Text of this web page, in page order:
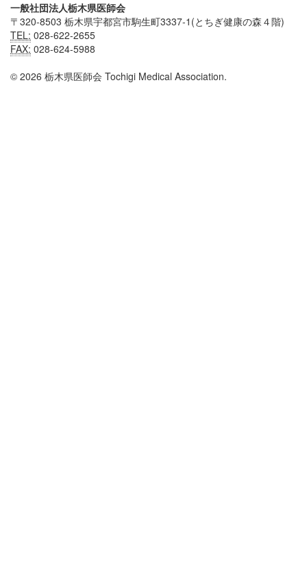
一般社団法人栃木県医師会
〒320-8503 栃木県宇都宮市駒生町3337-1(とちぎ健康の森４階)
TEL: 028-622-2655
FAX: 028-624-5988
© 2026 栃木県医師会 Tochigi Medical Association.